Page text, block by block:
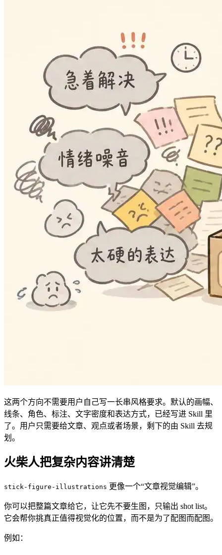
这两个方向不需要用户自己写一长串风格要求。默认的画幅、
线条、角色、标注、文字密度和表达方式，已经写进 Skill 里
了。用户只需要给文章、观点或者场景，剩下的由 Skill 去规
划。
火柴人把复杂内容讲清楚
stick-figure-illustrations 更像一个“文章视觉编辑”。
你可以把整篇文章给它，让它先不要生图，只输出 shot list。
它会帮你挑真正值得视觉化的位置，而不是为了配图而配图。
例如：